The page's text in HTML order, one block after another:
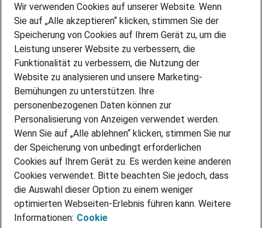
DEINE BERUFSGRUPPE
DEINE LEBENSSITUATION
PARTNERSHIP WITH AIRBUS
INITIATIV BEWERBEN
ÜBER UNS
STANDORTE
BLOG
PRESSE
KONTAKT
@Adecco 2026
Wir verwenden Cookies auf unserer Website. Wenn
Sie auf „Alle akzeptieren“ klicken, stimmen Sie der
Speicherung von Cookies auf Ihrem Gerät zu, um die
Leistung unserer Website zu verbessern, die
Funktionalität zu verbessern, die Nutzung der
Website zu analysieren und unsere Marketing-
Bemühungen zu unterstützen. Ihre
personenbezogenen Daten können zur
Personalisierung von Anzeigen verwendet werden.
Wenn Sie auf „Alle ablehnen“ klicken, stimmen Sie nur
der Speicherung von unbedingt erforderlichen
Cookies auf Ihrem Gerät zu. Es werden keine anderen
Cookies verwendet. Bitte beachten Sie jedoch, dass
die Auswahl dieser Option zu einem weniger
optimierten Webseiten-Erlebnis führen kann. Weitere
Informationen: Cookie